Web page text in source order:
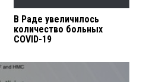
В Раде увеличилось
количество больных
COVID-19